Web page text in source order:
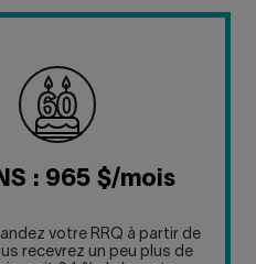
: 965 $/mois
votre RRQ à partir de
recevrez un peu plus de